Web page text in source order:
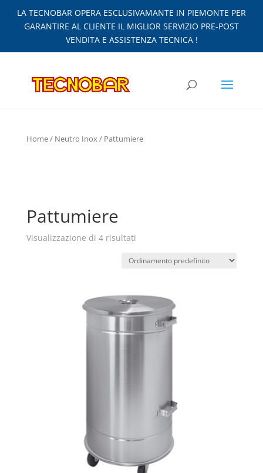
LA TECNOBAR OPERA ESCLUSIVAMANTE IN PIEMONTE PER
GARANTIRE AL CLIENTE IL MIGLIOR SERVIZIO PRE-POST
VENDITA E ASSISTENZA TECNICA !
Home/ Neutro Inox/ Pattumiere
Pattumiere
Visualizzazione di 4 risultati